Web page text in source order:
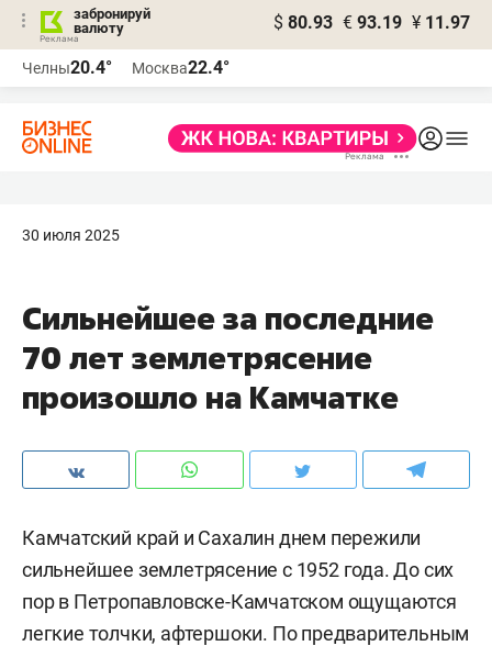
забронируй
валюту
$ 80.93 € 93.19 ¥ 11.97
Челны20.4° Москва22.4°
30 июля 2025
Сильнейшее за последние
70 лет землетрясение
произошло на Камчатке
Камчатский край и Сахалин днем пережили
сильнейшее землетрясение с 1952 года. До сих
пор в Петропавловске-Камчатском ощущаются
легкие толчки, афтершоки. По предварительным